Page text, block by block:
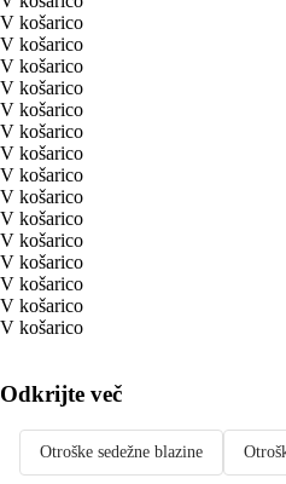
V košarico
V košarico
V košarico
V košarico
V košarico
V košarico
V košarico
V košarico
V košarico
V košarico
V košarico
V košarico
V košarico
V košarico
V košarico
Odkrijte več
Otroške sedežne blazine